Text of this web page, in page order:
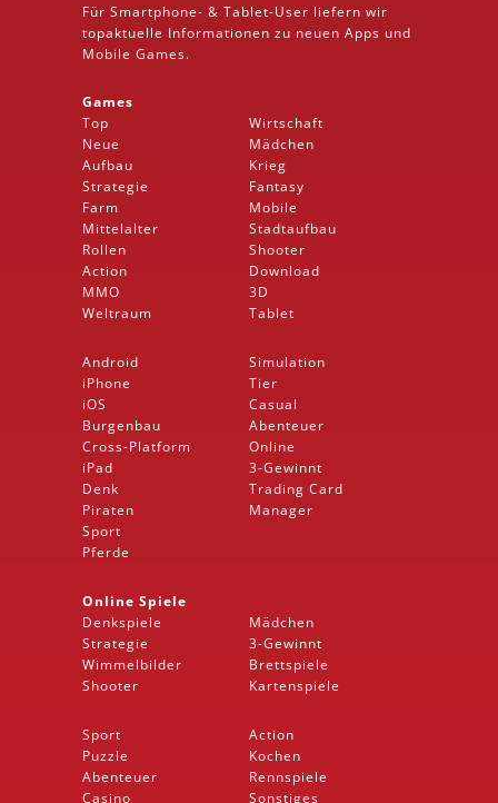
Für Smartphone- & Tablet-User liefern wir
topaktuelle Informationen zu neuen Apps und
Mobile Games.
Games
Top
Neue
Aufbau
Strategie
Farm
Mittelalter
Rollen
Action
MMO
Weltraum
Wirtschaft
Mädchen
Krieg
Fantasy
Mobile
Stadtaufbau
Shooter
Download
3D
Tablet
Android
iPhone
iOS
Burgenbau
Cross-Platform
iPad
Denk
Piraten
Sport
Pferde
Simulation
Tier
Casual
Abenteuer
Online
3-Gewinnt
Trading Card
Manager
Online Spiele
Denkspiele
Strategie
Wimmelbilder
Shooter
Mädchen
3-Gewinnt
Brettspiele
Kartenspiele
Sport
Puzzle
Abenteuer
Casino
Action
Kochen
Rennspiele
Sonstiges